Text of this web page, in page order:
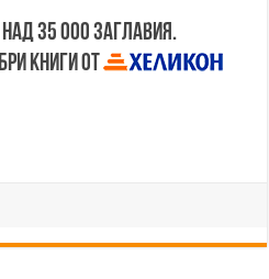
35 000 заглавия.
книги от